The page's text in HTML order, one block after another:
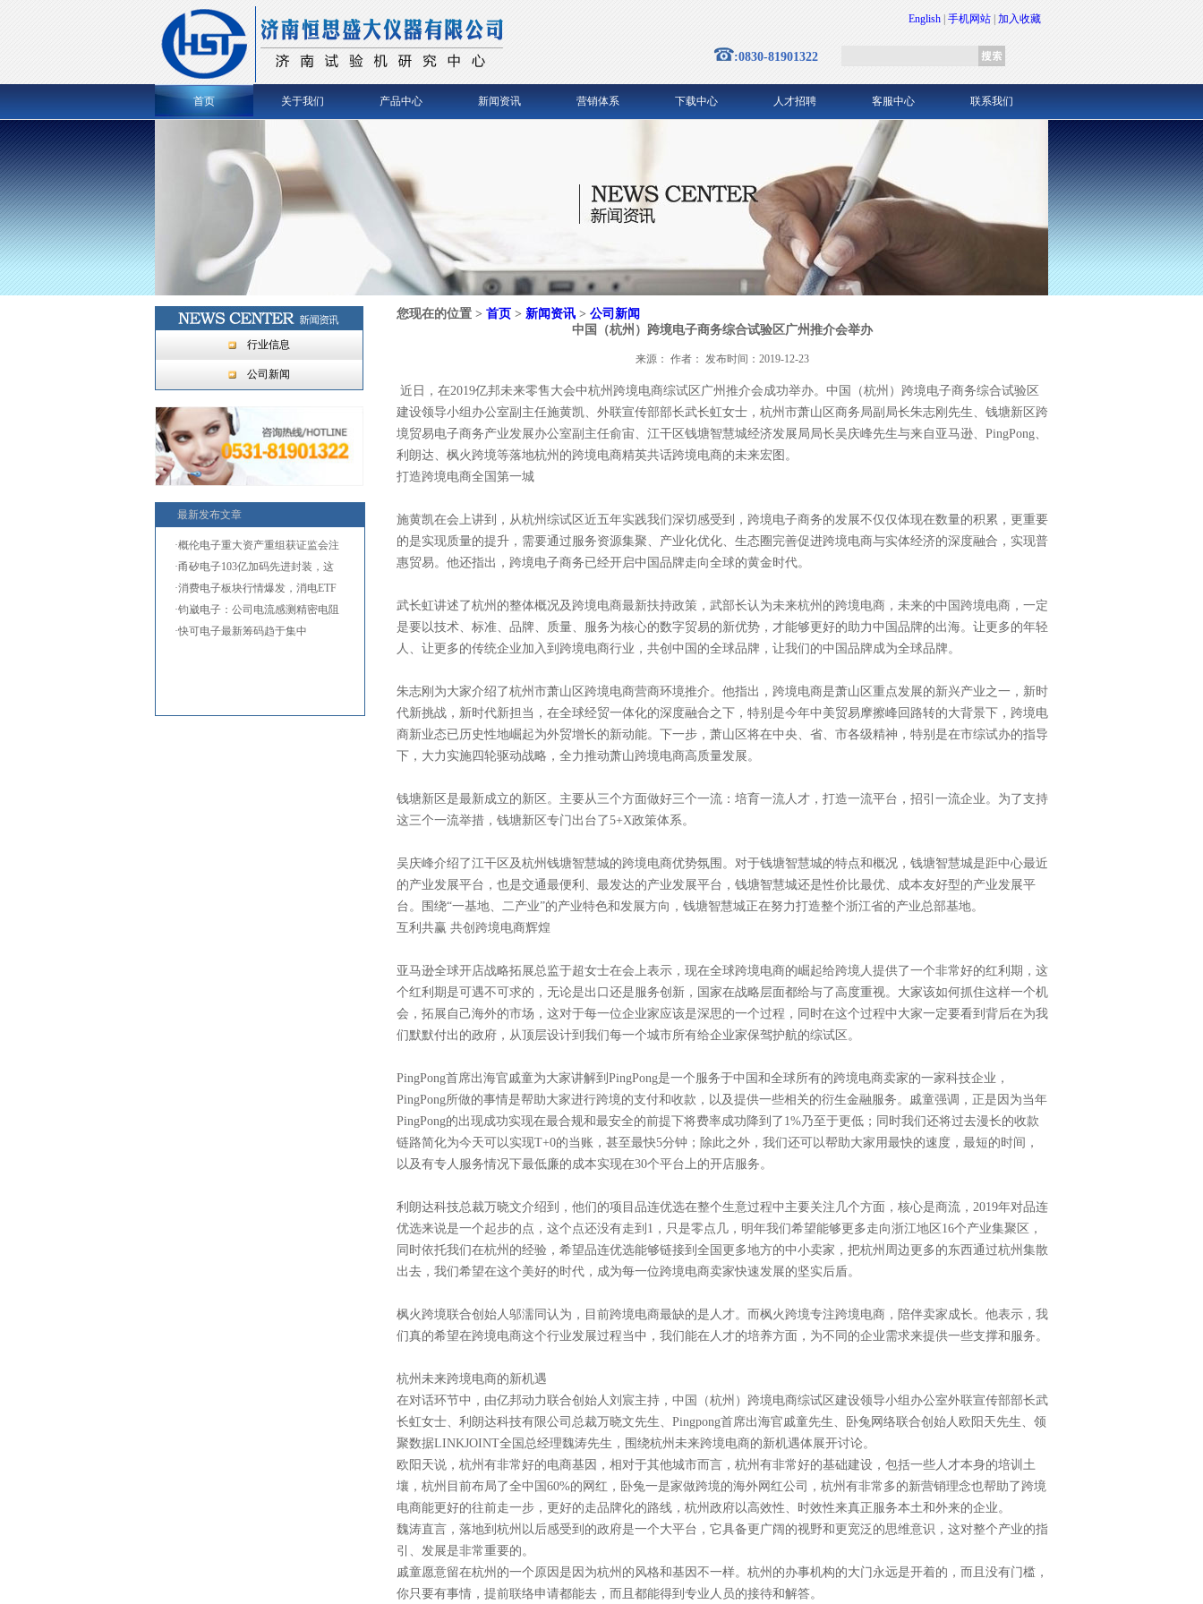
English 手机网站 加入收藏
:0830-81901322
首页 关于我们 产品中心 新闻资讯 营销体系 下载中心 人才招聘 客服中心 联系我们
行业信息
公司新闻
最新发布文章
·概伦电子重大资产重组获证监会注
·甬矽电子103亿加码先进封装，这
·消费电子板块行情爆发，消电ETF
·钧崴电子：公司电流感测精密电阻
·快可电子最新筹码趋于集中
您现在的位置 > 首页 > 新闻资讯 > 公司新闻
中国（杭州）跨境电子商务综合试验区广州推介会举办
来源： 作者： 发布时间：2019-12-23
近日，在2019亿邦未来零售大会中杭州跨境电商综试区广州推介会成功举办。中国（杭州）跨境电子商务综合试验区
建设领导小组办公室副主任施黄凯、外联宣传部部长武长虹女士，杭州市萧山区商务局副局长朱志刚先生、钱塘新区跨
境贸易电子商务产业发展办公室副主任俞宙、江干区钱塘智慧城经济发展局局长吴庆峰先生与来自亚马逊、PingPong、
利朗达、枫火跨境等落地杭州的跨境电商精英共话跨境电商的未来宏图。
打造跨境电商全国第一城
施黄凯在会上讲到，从杭州综试区近五年实践我们深切感受到，跨境电子商务的发展不仅仅体现在数量的积累，更重要
的是实现质量的提升，需要通过服务资源集聚、产业化优化、生态圈完善促进跨境电商与实体经济的深度融合，实现普
惠贸易。他还指出，跨境电子商务已经开启中国品牌走向全球的黄金时代。
武长虹讲述了杭州的整体概况及跨境电商最新扶持政策，武部长认为未来杭州的跨境电商，未来的中国跨境电商，一定
是要以技术、标准、品牌、质量、服务为核心的数字贸易的新优势，才能够更好的助力中国品牌的出海。让更多的年轻
人、让更多的传统企业加入到跨境电商行业，共创中国的全球品牌，让我们的中国品牌成为全球品牌。
朱志刚为大家介绍了杭州市萧山区跨境电商营商环境推介。他指出，跨境电商是萧山区重点发展的新兴产业之一，新时
代新挑战，新时代新担当，在全球经贸一体化的深度融合之下，特别是今年中美贸易摩擦峰回路转的大背景下，跨境电
商新业态已历史性地崛起为外贸增长的新动能。下一步，萧山区将在中央、省、市各级精神，特别是在市综试办的指导
下，大力实施四轮驱动战略，全力推动萧山跨境电商高质量发展。
钱塘新区是最新成立的新区。主要从三个方面做好三个一流：培育一流人才，打造一流平台，招引一流企业。为了支持
这三个一流举措，钱塘新区专门出台了5+X政策体系。
吴庆峰介绍了江干区及杭州钱塘智慧城的跨境电商优势氛围。对于钱塘智慧城的特点和概况，钱塘智慧城是距中心最近
的产业发展平台，也是交通最便利、最发达的产业发展平台，钱塘智慧城还是性价比最优、成本友好型的产业发展平
台。围绕“一基地、二产业”的产业特色和发展方向，钱塘智慧城正在努力打造整个浙江省的产业总部基地。
互利共赢 共创跨境电商辉煌
亚马逊全球开店战略拓展总监于超女士在会上表示，现在全球跨境电商的崛起给跨境人提供了一个非常好的红利期，这
个红利期是可遇不可求的，无论是出口还是服务创新，国家在战略层面都给与了高度重视。大家该如何抓住这样一个机
会，拓展自己海外的市场，这对于每一位企业家应该是深思的一个过程，同时在这个过程中大家一定要看到背后在为我
们默默付出的政府，从顶层设计到我们每一个城市所有给企业家保驾护航的综试区。
PingPong首席出海官戚童为大家讲解到PingPong是一个服务于中国和全球所有的跨境电商卖家的一家科技企业，
PingPong所做的事情是帮助大家进行跨境的支付和收款，以及提供一些相关的衍生金融服务。戚童强调，正是因为当年
PingPong的出现成功实现在最合规和最安全的前提下将费率成功降到了1%乃至于更低；同时我们还将过去漫长的收款
链路简化为今天可以实现T+0的当账，甚至最快5分钟；除此之外，我们还可以帮助大家用最快的速度，最短的时间，
以及有专人服务情况下最低廉的成本实现在30个平台上的开店服务。
利朗达科技总裁万晓文介绍到，他们的项目品连优选在整个生意过程中主要关注几个方面，核心是商流，2019年对品连
优选来说是一个起步的点，这个点还没有走到1，只是零点几，明年我们希望能够更多走向浙江地区16个产业集聚区，
同时依托我们在杭州的经验，希望品连优选能够链接到全国更多地方的中小卖家，把杭州周边更多的东西通过杭州集散
出去，我们希望在这个美好的时代，成为每一位跨境电商卖家快速发展的坚实后盾。
枫火跨境联合创始人邬濡同认为，目前跨境电商最缺的是人才。而枫火跨境专注跨境电商，陪伴卖家成长。他表示，我
们真的希望在跨境电商这个行业发展过程当中，我们能在人才的培养方面，为不同的企业需求来提供一些支撑和服务。
杭州未来跨境电商的新机遇
在对话环节中，由亿邦动力联合创始人刘宸主持，中国（杭州）跨境电商综试区建设领导小组办公室外联宣传部部长武
长虹女士、利朗达科技有限公司总裁万晓文先生、Pingpong首席出海官戚童先生、卧兔网络联合创始人欧阳天先生、领
聚数据LINKJOINT全国总经理魏涛先生，围绕杭州未来跨境电商的新机遇体展开讨论。
欧阳天说，杭州有非常好的电商基因，相对于其他城市而言，杭州有非常好的基础建设，包括一些人才本身的培训土
壤，杭州目前布局了全中国60%的网红，卧兔一是家做跨境的海外网红公司，杭州有非常多的新营销理念也帮助了跨境
电商能更好的往前走一步，更好的走品牌化的路线，杭州政府以高效性、时效性来真正服务本土和外来的企业。
魏涛直言，落地到杭州以后感受到的政府是一个大平台，它具备更广阔的视野和更宽泛的思维意识，这对整个产业的指
引、发展是非常重要的。
戚童愿意留在杭州的一个原因是因为杭州的风格和基因不一样。杭州的办事机构的大门永远是开着的，而且没有门槛，
你只要有事情，提前联络申请都能去，而且都能得到专业人员的接待和解答。